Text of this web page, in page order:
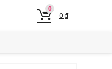
0
0 ₫